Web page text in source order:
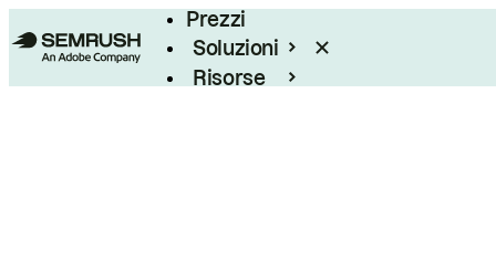
Prezzi
Soluzioni
Risorse